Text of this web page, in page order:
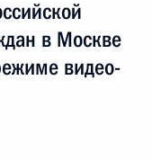
в Москве
видео-